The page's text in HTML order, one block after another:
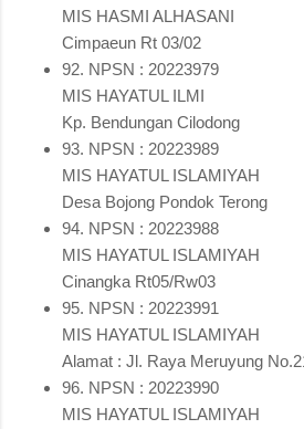
MIS HASMI ALHASANI
Cimpaeun Rt 03/02
92. NPSN : 20223979
MIS HAYATUL ILMI
Kp. Bendungan Cilodong
93. NPSN : 20223989
MIS HAYATUL ISLAMIYAH
Desa Bojong Pondok Terong
94. NPSN : 20223988
MIS HAYATUL ISLAMIYAH
Cinangka Rt05/Rw03
95. NPSN : 20223991
MIS HAYATUL ISLAMIYAH
Alamat : Jl. Raya Meruyung
96. NPSN : 20223990
MIS HAYATUL ISLAMIYAH